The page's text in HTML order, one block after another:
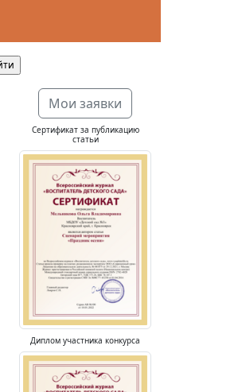
Мои заявки
Сертификат за публикацию
статьи
Диплом участника конкурса